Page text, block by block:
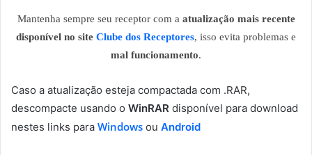
Mantenha sempre seu receptor com a atualização mais recente
disponível no site Clube dos Receptores, isso evita problemas e
mal funcionamento.
Caso a atualização esteja compactada com .RAR,
descompacte usando o WinRAR disponível para download
nestes links para Windows ou Android